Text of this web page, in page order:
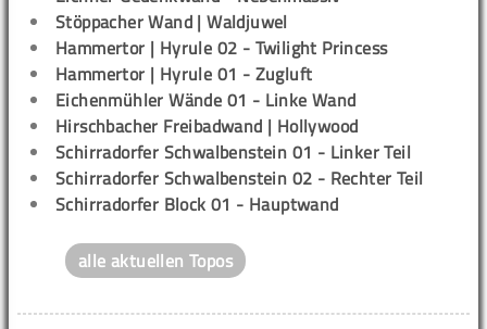
Stöppacher Wand | Waldjuwel
Hammertor | Hyrule 02 - Twilight Princess
Hammertor | Hyrule 01 - Zugluft
Eichenmühler Wände 01 - Linke Wand
Hirschbacher Freibadwand | Hollywood
Schirradorfer Schwalbenstein 01 - Linker Teil
Schirradorfer Schwalbenstein 02 - Rechter Teil
Schirradorfer Block 01 - Hauptwand
alle aktuellen Topos